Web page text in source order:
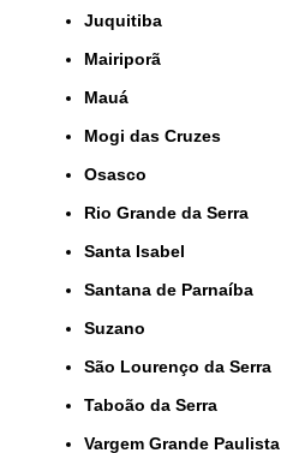
Juquitiba
Mairiporã
Mauá
Mogi das Cruzes
Osasco
Rio Grande da Serra
Santa Isabel
Santana de Parnaíba
Suzano
São Lourenço da Serra
Taboão da Serra
Vargem Grande Paulista